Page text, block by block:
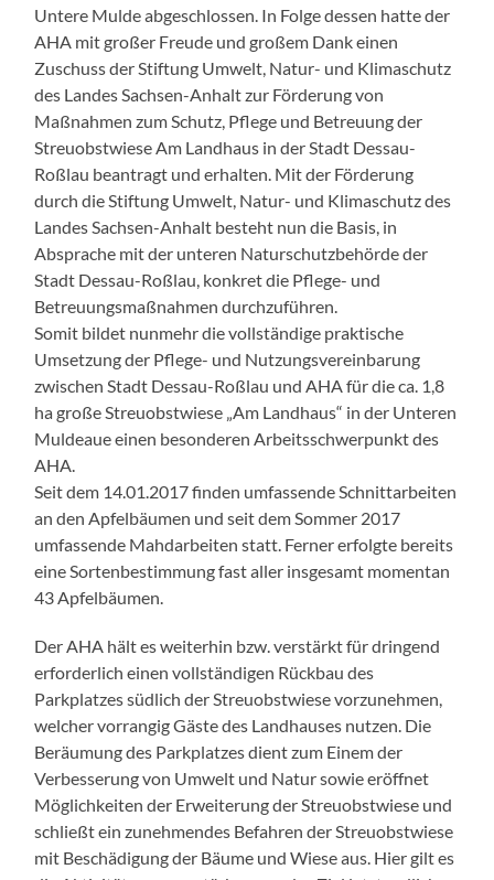
Untere Mulde abgeschlossen. In Folge dessen hatte der
AHA mit großer Freude und großem Dank einen
Zuschuss der Stiftung Umwelt, Natur- und Klimaschutz
des Landes Sachsen-Anhalt zur Förderung von
Maßnahmen zum Schutz, Pflege und Betreuung der
Streuobstwiese Am Landhaus in der Stadt Dessau-
Roßlau beantragt und erhalten. Mit der Förderung
durch die Stiftung Umwelt, Natur- und Klimaschutz des
Landes Sachsen-Anhalt besteht nun die Basis, in
Absprache mit der unteren Naturschutzbehörde der
Stadt Dessau-Roßlau, konkret die Pflege- und
Betreuungsmaßnahmen durchzuführen.
Somit bildet nunmehr die vollständige praktische
Umsetzung der Pflege- und Nutzungsvereinbarung
zwischen Stadt Dessau-Roßlau und AHA für die ca. 1,8
ha große Streuobstwiese „Am Landhaus“ in der Unteren
Muldeaue einen besonderen Arbeitsschwerpunkt des
AHA.
Seit dem 14.01.2017 finden umfassende Schnittarbeiten
an den Apfelbäumen und seit dem Sommer 2017
umfassende Mahdarbeiten statt. Ferner erfolgte bereits
eine Sortenbestimmung fast aller insgesamt momentan
43 Apfelbäumen.
Der AHA hält es weiterhin bzw. verstärkt für dringend
erforderlich einen vollständigen Rückbau des
Parkplatzes südlich der Streuobstwiese vorzunehmen,
welcher vorrangig Gäste des Landhauses nutzen. Die
Beräumung des Parkplatzes dient zum Einem der
Verbesserung von Umwelt und Natur sowie eröffnet
Möglichkeiten der Erweiterung der Streuobstwiese und
schließt ein zunehmendes Befahren der Streuobstwiese
mit Beschädigung der Bäume und Wiese aus. Hier gilt es